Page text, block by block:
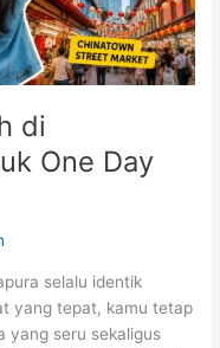
di
One Day
selalu identik
yang tepat, kamu tetap
yang seru sekaligus